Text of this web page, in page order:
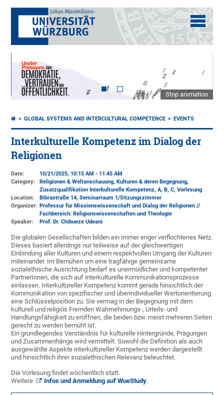
Stop animation
GLOBAL SYSTEMS AND INTERCULTURAL COMPETENCE EVENTS
Interkulturelle Kompetenz im Dialog der
Religionen
Date:
10/21/2025, 10:15 AM - 11:45 AM
Category:
Religionen & Weltanschauung, Kulturen & deren Begegnung,
Zusatzqualifikation Interkulturelle Kompetenz, A, B, C, Vorlesung
Location:
Bibrastraße 14, Seminarraum 1/Sitzungszimmer
Organizer: Professur für Missionswissenschaft und Dialog der Religionen //
Fachbereich: Religionswissenschaften und Theologie
Speaker:
Prof. Dr. Chibueze Udeani
Die globalen Gesellschaften bilden ein immer enger verflochtenes Netz.
Dieses basiert allerdings nur teilweise auf der gleichwertigen
Einbindung aller Kulturen und einem respektvollen Umgang der Kulturen
miteinander. Im Bemühen um eine tragfähige gemeinsame
sozialethische Ausrichtung bedarf es unermüdlicher und kompetenter
PartnerInnen, die sich auf interkulturelle Kommunikationsprozesse
einlassen. Interkultureller Kompetenz kommt gerade hinsichtlich der
Kommunikation von spezifischer und überindividueller Wertorientierung
eine Schlüsselposition zu. Sie vermag in der Begegnung mit dem
kulturell und religiös Fremden Wahrnehmungs-, Urteils- und
Handlungsfähigkeit zu eröffnen, die beiden bzw. meist mehreren Seiten
gerecht zu werden bemüht ist.
Ein grundlegendes Verständnis für kulturelle Hintergründe, Prägungen
und Zusammenhänge wird vermittelt. Sowohl die Definition als auch
ausgewählte Aspekte interkultureller Kompetenz werden dargestellt
und hinsichtlich ihrer sozialethischen Relevanz beleuchtet.
Die Vorlesung findet wöchentlich statt.
Weitere
Infos und Anmeldung auf WueStudy.